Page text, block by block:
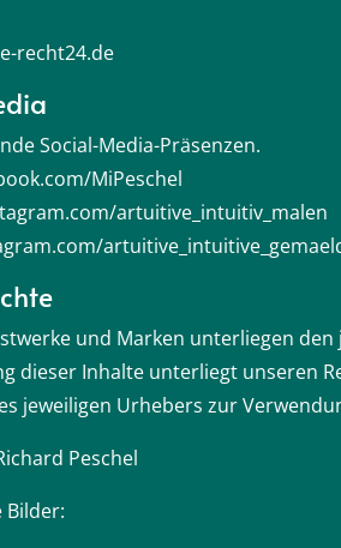
recht24.de
Social-Media-Präsenzen.
MiPeschel
artuitive_intuitiv_malen
und Marken unterliegen
dieser Inhalte unterliegt unseren
jeweiligen Urhebers zur
Peschel